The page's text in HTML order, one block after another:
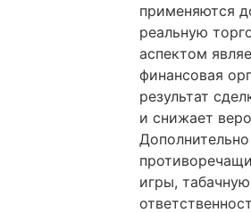
применяются
реальную
аспектом
финансовая
результат
и снижает
игры,